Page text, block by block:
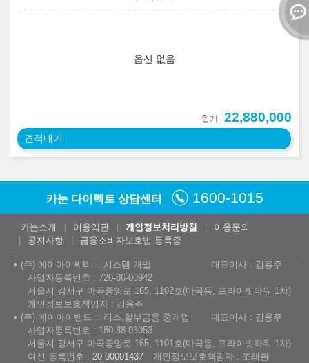
옵션 없음
합계 22,880,000
견적내기
카눈 다이렉트 상담센터 1600-1015
카눈소개 이용약관 개인정보처리방침
이용문의
공지사항
금융소비자보호법 등록증
(주) 에이아이씨티 시스템 개발
대표이사 : 김용주
사업자등록번호 : 720-86-00942
서울시 강서구 마곡중앙로 165, 1102호(마곡동, 프라이빗타워 1차)
개인정보보호책임자 : 김용주
(주) 에이아이밴드
리스,할부금융 중개업
대표이사 : 김용주
사업자등록번호 : 180-88-03053
서울시 강서구 마곡중앙로 165, 1101호(마곡동, 프라이빗타워 1차)
여신 등록번호 : 20-00001437 개인정보보호책임자 : 조래환